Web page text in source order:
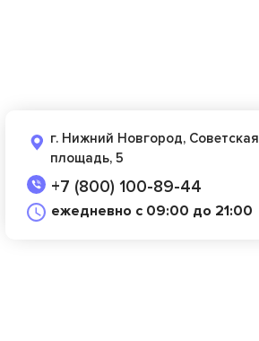
г. Нижний Новгород, Советская
площадь, 5
+7 (800) 100-89-44
ежедневно с 09:00 до 21:00